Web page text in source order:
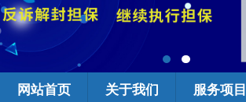
网站首页 关于我们 服务项目